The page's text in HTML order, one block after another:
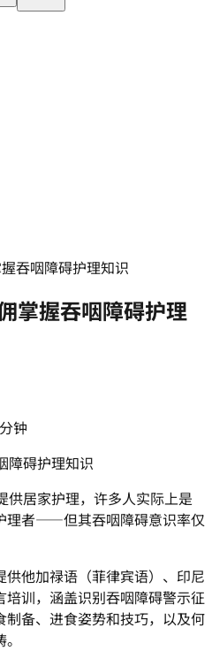
吞咽障碍护理知识
掌握吞咽障碍护理
钟
障碍护理知识
供居家护理，许多人实际上是
理者——但其吞咽障碍意识率仅
他加禄语（菲律宾语）、印尼
训，涵盖识别吞咽障碍警示征
备、进食姿势和技巧，以及何